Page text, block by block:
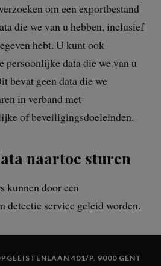
om een exportbestand
die we van u hebben, inclusief
hebt. U kunt ook
persoonlijke data die we van u
bevat geen data die we
in verband met
of beveiligingsdoeleinden.
naartoe sturen
kunnen door een
detectie service geleid worden.
401/P, 9000 GENT